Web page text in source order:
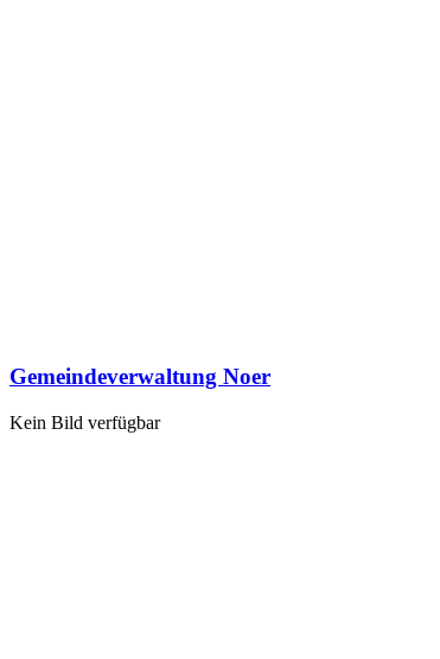
Gemeindeverwaltung Noer
Kein Bild verfügbar